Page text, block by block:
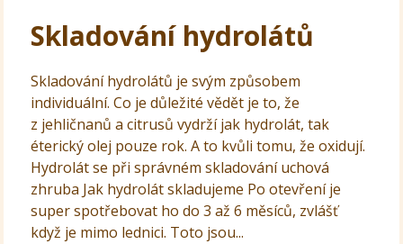
Skladování hydrolátů
Skladování hydrolátů je svým způsobem
individuální. Co je důležité vědět je to, že
z jehličnanů a citrusů vydrží jak hydrolát, tak
éterický olej pouze rok. A to kvůli tomu, že oxidují.
Hydrolát se při správném skladování uchová
zhruba Jak hydrolát skladujeme Po otevření je
super spotřebovat ho do 3 až 6 měsíců, zvlášť
když je mimo lednici. Toto jsou...